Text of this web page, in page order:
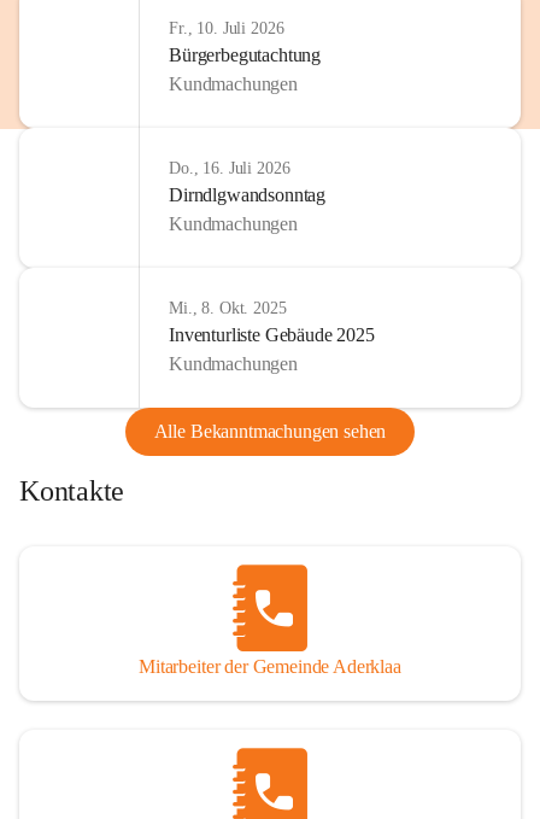
Fr., 10. Juli 2026
Bürgerbegutachtung
Kundmachungen
Do., 16. Juli 2026
Dirndlgwandsonntag
Kundmachungen
Mi., 8. Okt. 2025
Inventurliste Gebäude 2025
Kundmachungen
Alle Bekanntmachungen sehen
Kontakte
Mitarbeiter der Gemeinde Aderklaa